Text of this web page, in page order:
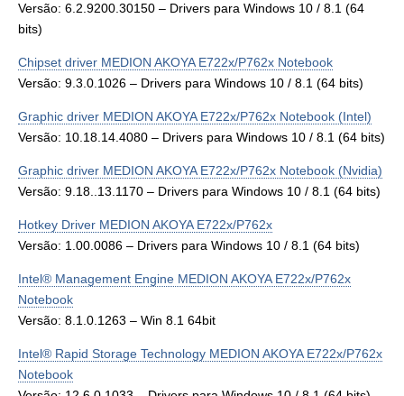
Versão: 6.2.9200.30150 – Drivers para Windows 10 / 8.1 (64
bits)
Chipset driver MEDION AKOYA E722x/P762x Notebook
Versão: 9.3.0.1026 – Drivers para Windows 10 / 8.1 (64 bits)
Graphic driver MEDION AKOYA E722x/P762x Notebook (Intel)
Versão: 10.18.14.4080 – Drivers para Windows 10 / 8.1 (64 bits)
Graphic driver MEDION AKOYA E722x/P762x Notebook (Nvidia)
Versão: 9.18..13.1170 – Drivers para Windows 10 / 8.1 (64 bits)
Hotkey Driver MEDION AKOYA E722x/P762x
Versão: 1.00.0086 – Drivers para Windows 10 / 8.1 (64 bits)
Intel® Management Engine MEDION AKOYA E722x/P762x
Notebook
Versão: 8.1.0.1263 – Win 8.1 64bit
Intel® Rapid Storage Technology MEDION AKOYA E722x/P762x
Notebook